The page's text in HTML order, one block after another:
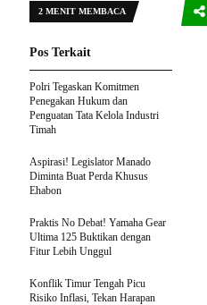
2 MENIT MEMBACA
Pos Terkait
Polri Tegaskan Komitmen
Penegakan Hukum dan
Penguatan Tata Kelola Industri
Timah
Aspirasi! Legislator Manado
Diminta Buat Perda Khusus
Ehabon
Praktis No Debat! Yamaha Gear
Ultima 125 Buktikan dengan
Fitur Lebih Unggul
Konflik Timur Tengah Picu
Risiko Inflasi, Tekan Harapan